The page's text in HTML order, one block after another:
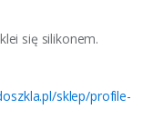
się silikonem.
sklep/profile-